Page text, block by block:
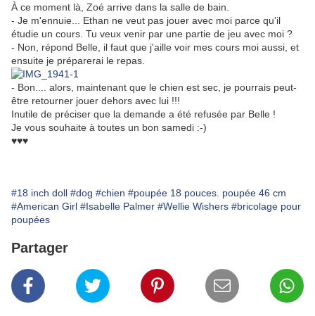
À ce moment là, Zoé arrive dans la salle de bain.
- Je m'ennuie... Ethan ne veut pas jouer avec moi parce qu'il
étudie un cours. Tu veux venir par une partie de jeu avec moi ?
- Non, répond Belle, il faut que j'aille voir mes cours moi aussi, et
ensuite je préparerai le repas.
- Bon.... alors, maintenant que le chien est sec, je pourrais peut-
être retourner jouer dehors avec lui !!!
Inutile de préciser que la demande a été refusée par Belle !
Je vous souhaite à toutes un bon samedi :-)
♥♥♥
#18 inch doll #dog #chien #poupée 18 pouces. poupée 46 cm
#American Girl #Isabelle Palmer #Wellie Wishers #bricolage pour
poupées
Partager